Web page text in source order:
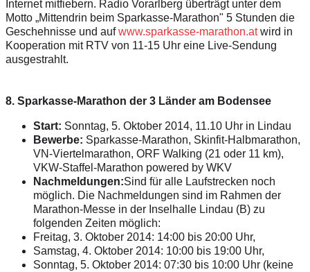
Internet mitfiebern. Radio Vorarlberg überträgt unter dem
Motto „Mittendrin beim Sparkasse-Marathon" 5 Stunden die
Geschehnisse und aufwww.sparkasse-marathon.atwird in
Kooperation mit RTV von 11-15 Uhr eine Live-Sendung
ausgestrahlt.
8. Sparkasse-Marathon der 3 Länder am Bodensee
Start: Sonntag, 5. Oktober 2014, 11.10 Uhr in Lindau
Bewerbe: Sparkasse-Marathon, Skinfit-Halbmarathon,
VN-Viertelmarathon, ORF Walking (21 oder 11 km),
VKW-Staffel-Marathon powered by WKV
Nachmeldungen:Sind für alle Laufstrecken noch
möglich. Die Nachmeldungen sind im Rahmen der
Marathon-Messe in der Inselhalle Lindau (B) zu
folgenden Zeiten möglich:
Freitag, 3. Oktober 2014: 14:00 bis 20:00 Uhr,
Samstag, 4. Oktober 2014: 10:00 bis 19:00 Uhr,
Sonntag, 5. Oktober 2014: 07:30 bis 10:00 Uhr (keine